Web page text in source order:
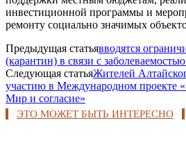
инвестиционной программы и
ремонту социально значимых
Предыдущая статьявводятся
(карантин) в связи с
Следующая статьяЖителей
участию в Международном проекте
Мир и согласие»
ЭТО МОЖЕТ БЫТЬ ИНТЕРЕСНО